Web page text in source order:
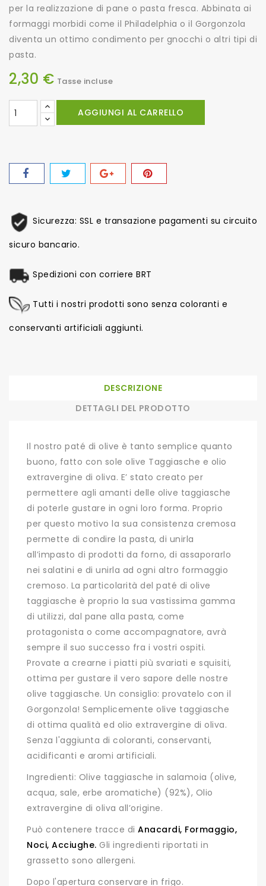
per la realizzazione di pane o pasta fresca. Abbinata ai
formaggi morbidi come il Philadelphia o il Gorgonzola
diventa un ottimo condimento per gnocchi o altri tipi di
pasta.
2,30 € Tasse incluse
AGGIUNGI AL CARRELLO
Sicurezza: SSL e transazione pagamenti su circuito
sicuro bancario.
Spedizioni con corriere BRT
Tutti i nostri prodotti sono senza coloranti e
conservanti artificiali aggiunti.
DESCRIZIONE
DETTAGLI DEL PRODOTTO
Il nostro paté di olive è tanto semplice quanto
buono, fatto con sole olive Taggiasche e olio
extravergine di oliva. E’ stato creato per
permettere agli amanti delle olive taggiasche
di poterle gustare in ogni loro forma. Proprio
per questo motivo la sua consistenza cremosa
permette di condire la pasta, di unirla
all’impasto di prodotti da forno, di assaporarlo
nei salatini e di unirla ad ogni altro formaggio
cremoso. La particolarità del paté di olive
taggiasche è proprio la sua vastissima gamma
di utilizzi, dal pane alla pasta, come
protagonista o come accompagnatore, avrà
sempre il suo successo fra i vostri ospiti.
Provate a crearne i piatti più svariati e squisiti,
ottima per gustare il vero sapore delle nostre
olive taggiasche. Un consiglio: provatelo con il
Gorgonzola! Semplicemente olive taggiasche
di ottima qualità ed olio extravergine di oliva.
Senza l'aggiunta di coloranti, conservanti,
acidificanti e aromi artificiali.
Ingredienti: Olive taggiasche in salamoia (olive,
acqua, sale, erbe aromatiche) (92%), Olio
extravergine di oliva all’origine.
Può contenere tracce di Anacardi, Formaggio,
Noci, Acciughe. Gli ingredienti riportati in
grassetto sono allergeni.
Dopo l'apertura conservare in frigo.